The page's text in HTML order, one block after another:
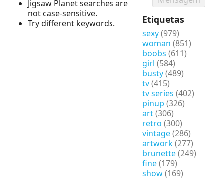
Etiquetas
sexy(979)
woman (851)
boobs (611)
girl (584)
busty(489)
tv(415)
tv series (402)
pinup (326)
art(306)
retro (300)
vintage(286)
artwork(277)
brunette(249)
fine(179)
show(169)
Jigsaw Planet searches are
not case-sensitive.
Try different keywords.